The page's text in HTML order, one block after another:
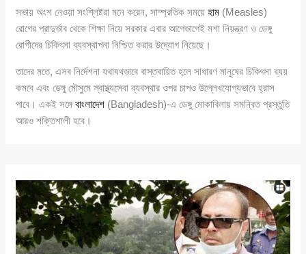
সভায় অংশ নেওয়া সংশ্লিষ্টরা মনে করেন, সাম্প্রতিক সময়েহাম (Measles)
রোগের প্রাদুর্ভাব থেকে শিক্ষা নিয়ে সরকার এবার আগেভাগেই মশা নিয়ন্ত্রণ ও ডেঙ্গু
রোগীদের চিকিৎসা ব্যবস্থাপনা নিশ্চিত করার উদ্যোগ নিয়েছে।
তাদের মতে, এসব নির্দেশনা যথাযথভাবে বাস্তবায়িত হলে সাধারণ মানুষের চিকিৎসা ব্যয়
কমবে এবং ডেঙ্গু মৌসুমে স্বাস্থ্যসেবা ব্যবস্থার ওপর চাপও উল্লেখযোগ্যভাবে হ্রাস
পাবে। একই সঙ্গেবাংলাদেশ (Bangladesh)-এ ডেঙ্গু মোকাবিলায় সমন্বিত প্রস্তুতি
আরও শক্তিশালী হবে।